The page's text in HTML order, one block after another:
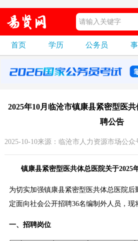
首页 学历 公务员
2025年10月临沧市镇康县紧密型医
聘公告
2025-10-10来源：临沧市人力资源市场公众
镇康县紧密型医共体总医院关于2025
为切实加强镇康县紧密型医共体总医院
定面向社会公开招聘36名编制外人员，现
一、招聘岗位